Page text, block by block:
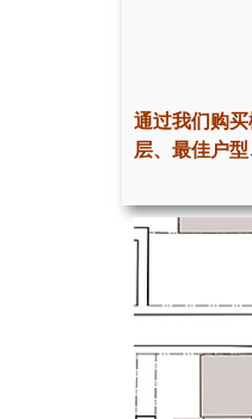
通过我们购
层、最佳户